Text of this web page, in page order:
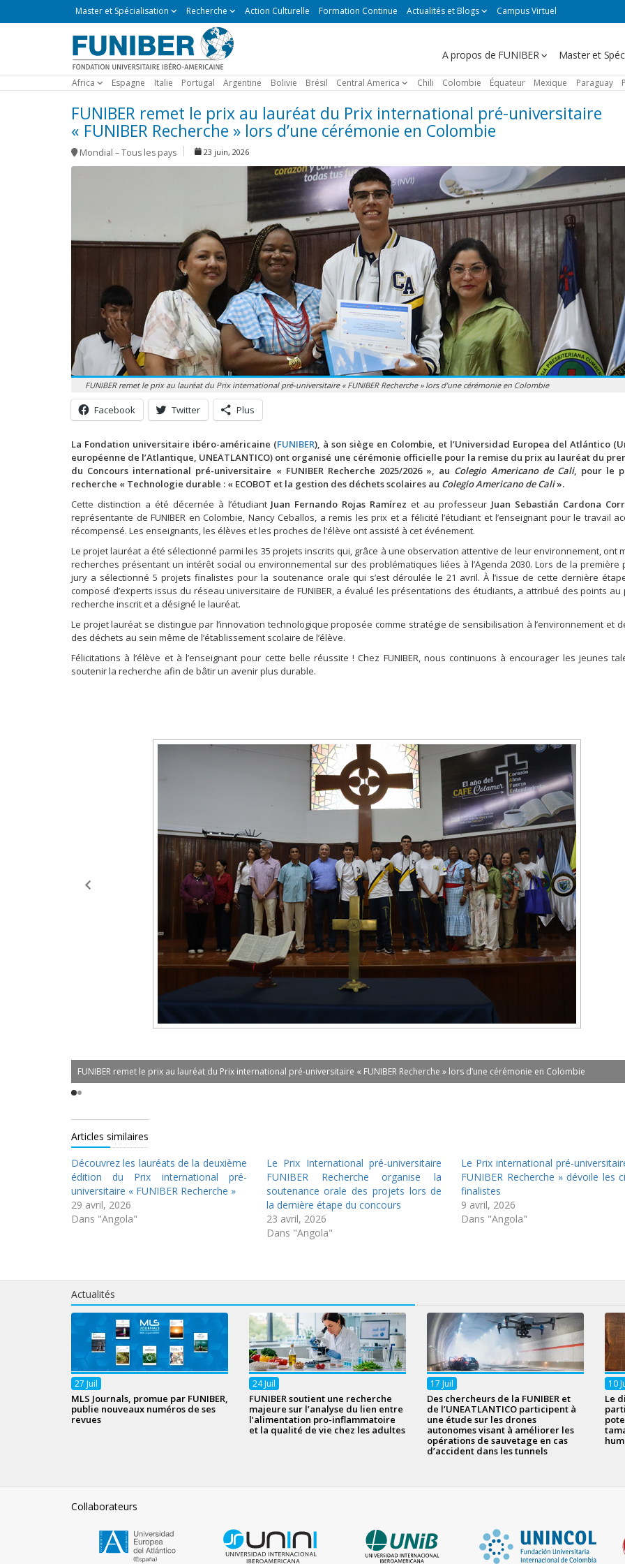
Master
Master et Spécialisation Recherche Action Culturelle Formation Continue Actualités et Blogs Campus Virtuel
Navegación
A propos de FUNIBER Master et
Africa Espagne Italie Portugal Argentine Bolivie Brésil Central America Chili Colombie Équateur Mexique Paraguay
FUNIBER remet le prix au lauréat du Prix international pré-universitaire
« FUNIBER Recherche » lors d’une cérémonie en Colombie
Mondial – Tous les pays 23 juin, 2026
FUNIBER remet le prix au lauréat du Prix international pré-universitaire « FUNIBER Recherche » lors d’une cérémonie en Colombie
Facebook Twitter Plus
La Fondation universitaire ibéro-américaine (FUNIBER), à son siège en Colombie, et l’Universidad Europea del Atlántico
européenne de l’Atlantique, UNEATLANTICO) ont organisé une cérémonie officielle pour la remise du prix au lauréat du
du Concours international pré-universitaire « FUNIBER Recherche 2025/2026 », au Colegio Americano de Cali, pour le
recherche « Technologie durable : « ECOBOT et la gestion des déchets scolaires au Colegio Americano de Cali».
Cette distinction a été décernée à l’étudiant Juan Fernando Rojas Ramírez et au professeur Juan Sebastián Cardona
représentante de FUNIBER en Colombie, Nancy Ceballos, a remis les prix et a félicité l’étudiant et l’enseignant pour le travail
récompensé. Les enseignants, les élèves et les proches de l’élève ont assisté à cet événement.
Le projet lauréat a été sélectionné parmi les 35 projets inscrits qui, grâce à une observation attentive de leur environnement, ont
recherches présentant un intérêt social ou environnemental sur des problématiques liées à l’Agenda 2030. Lors de la première
jury a sélectionné 5 projets finalistes pour la soutenance orale qui s’est déroulée le 21 avril. À l’issue de cette dernière
composé d’experts issus du réseau universitaire de FUNIBER, a évalué les présentations des étudiants, a attribué des points au
recherche inscrit et a désigné le lauréat.
Le projet lauréat se distingue par l’innovation technologique proposée comme stratégie de sensibilisation à l’environnement et
des déchets au sein même de l’établissement scolaire de l’élève.
Félicitations à l’élève et à l’enseignant pour cette belle réussite ! Chez FUNIBER, nous continuons à encourager les jeunes
soutenir la recherche afin de bâtir un avenir plus durable.
FUNIBER remet le prix au lauréat du Prix international pré-universitaire « FUNIBER Recherche » lors d’une cérémonie en Colombie
Articles similaires
Découvrez les lauréats de la deuxième
édition du Prix international pré-
universitaire « FUNIBER Recherche »
29 avril, 2026
Dans "Angola"
Le Prix International pré-universitaire
FUNIBER Recherche organise la
soutenance orale des projets lors de
la dernière étape du concours
23 avril, 2026
Dans "Angola"
Le Prix international pré-
FUNIBER Recherche » dévoile les
finalistes
9 avril, 2026
Dans "Angola"
Actualités
27 Juil
MLS Journals, promue par FUNIBER,
publie nouveaux numéros de ses
revues
24 Juil
FUNIBER soutient une recherche
majeure sur l’analyse du lien entre
l’alimentation pro-inflammatoire
et la qualité de vie chez les adultes
17 Juil
Des chercheurs de la FUNIBER et
de l’UNEATLANTICO participent à
une étude sur les drones
autonomes visant à améliorer les
opérations de sauvetage en cas
d’accident dans les tunnels
10
Le
Collaborateurs